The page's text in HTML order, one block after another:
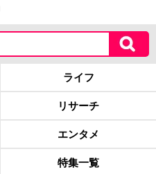
ライフ
リサーチ
エンタメ
特集一覧